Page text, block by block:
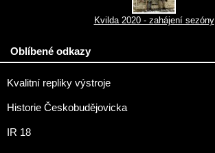
Kvilda 2020 - zahájení sezóny
Oblíbené odkazy
Kvalitní repliky výstroje
Historie Českobudějovicka
IR 18